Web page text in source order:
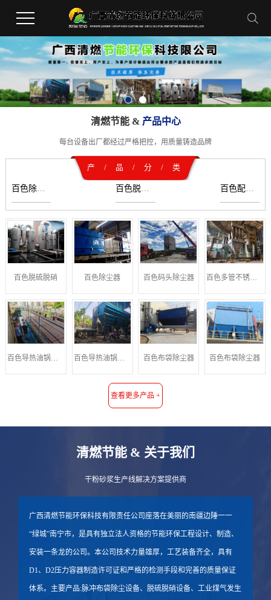
清燃节能 & 产品中心
每台设备出厂都经过严格把控，用质量铸造品牌
产 / 品 / 分 / 类
百色除尘器
百色脱硫脱硝 百色除尘器 百色码头除尘器 百色多管不锈钢旋风除尘器
百色导热油锅炉除尘器 百色导热油锅炉除尘器 百色布袋除尘器 百色布袋除尘器
查看更多产品 +
清燃节能 & 关于我们
干粉砂浆生产线解决方案提供商
广西清燃节能环保科技有限责任公司座落在美丽的南疆边陲一一
“绿城”南宁市，是具有独立法人资格的节能环保工程设计、制造、
安装一条龙的公司。本公司技术力量雄厚，工艺装备齐全，具有
D1、D2压力容器制造许可证和严格的检测手段和完善的质量保证
体系。主要产品:脉冲布袋除尘设备、脱硫脱硝设备、工业煤气发生